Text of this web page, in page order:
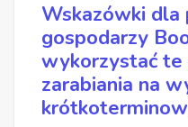
Wskazówki dla
gospodarzy
wykorzystać
zarabiania na